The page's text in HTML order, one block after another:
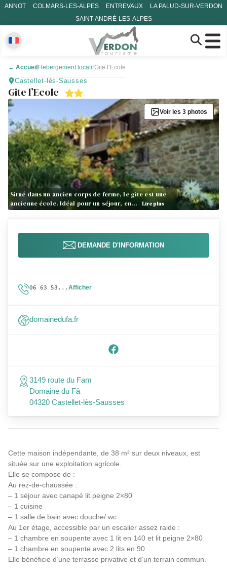
ANNOT COLMARS-LES-ALPES ENTREVAUX
LA PALUD-SUR-VERDON
SAINT-ANDRÉ-LES-ALPES
← Accueil Hebergement locatifGite l’Ecole
Castellet-lès-Sausses
Gite l’Ecole
Situé dans un ancien corps de ferme, le gite est une
ancienne école. Idéal pour un séjour, en…
Lire plus
Voir les 3 photos
Cette maison indépendante, de 38 m² sur deux niveaux, est
située sur une exploitation agricole.
Elle se compose de :
Au rez-de-chaussée :
– 1 séjour avec canapé lit peigne 2×80
– 1 cuisine
– 1 salle de bain avec douche/ wc
Au 1er étage, accessible par un escalier assez raide :
– 1 chambre en soupente avec 1 lit en 140 et lit peigne 2×80
– 1 chambre en soupente avec 2 lits en 90 .
Elle bénéficie d’une terrasse privative et d’un terrain commun.
DEMANDE D'INFORMATION
06 63 53... Afficher
domainedufa.fr
3149 route du Fam
Domaine du Fâ
04320 Castellet-lès-Sausses